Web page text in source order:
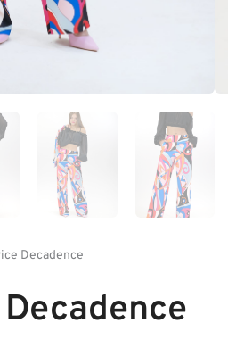
Decadence